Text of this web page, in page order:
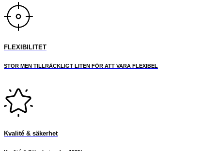
FLEXIBILITET
STOR MEN TILLRÄCKLIGT LITEN FÖR ATT VARA FLEXIBEL
Kvalité & säkerhet